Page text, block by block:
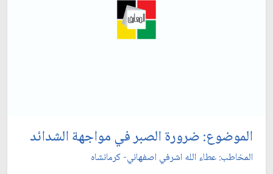
الموضوع: ضرورة الصبر في مواجهة الشدائد
المخاطب: عطاء الله اشرفي اصفهاني- كرمانشاه‏